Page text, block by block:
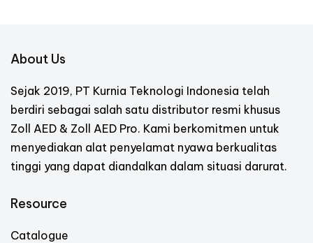
About Us
Sejak 2019, PT Kurnia Teknologi Indonesia telah
berdiri sebagai salah satu distributor resmi khusus
Zoll AED & Zoll AED Pro. Kami berkomitmen untuk
menyediakan alat penyelamat nyawa berkualitas
tinggi yang dapat diandalkan dalam situasi darurat.
Resource
Catalogue